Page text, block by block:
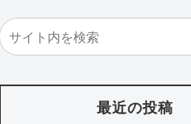
最近の投稿